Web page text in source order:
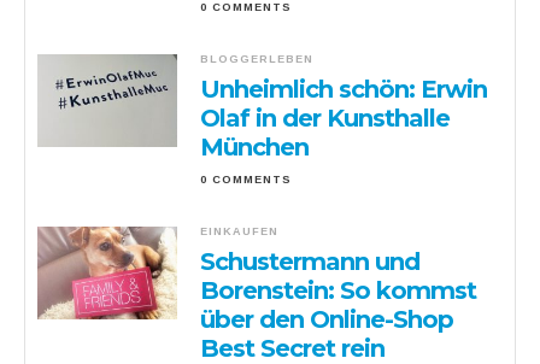
0 COMMENTS
BLOGGERLEBEN
Unheimlich schön: Erwin
Olaf in der Kunsthalle
München
0 COMMENTS
EINKAUFEN
Schustermann und
Borenstein: So kommst
über den Online-Shop
Best Secret rein